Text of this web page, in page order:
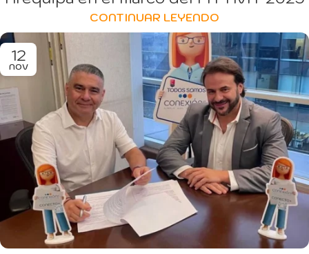
CONTINUAR LEYENDO
12
NOV